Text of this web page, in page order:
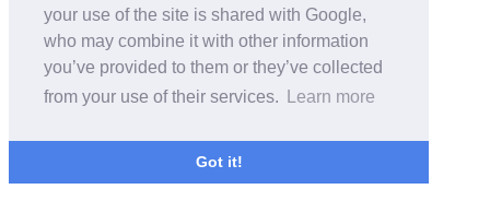
your use of the site is shared with Google,
who may combine it with other information
you’ve provided to them or they’ve collected
from your use of their services.
Learn more
Got it!